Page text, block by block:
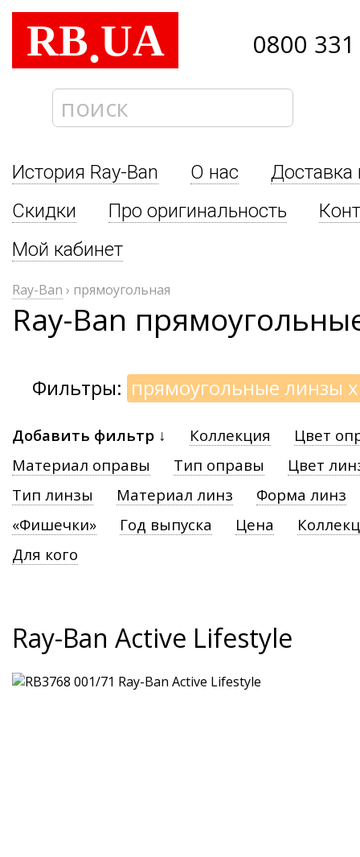
RB.UA 0800
История Ray-Ban О нас
Доставка
Скидки
Про оригинальность
Мой кабинет
Ray-Ban › прямоугольная
Ray-Ban
Фильтры: прямоугольные линзы x
Добавить фильтр ↓ Коллекция
Цвет
Материал оправы
Тип оправы
Цвет
Тип линзы
Материал линз
Форма линз
«Фишечки»
Год выпуска Цена
Для кого
Ray-Ban Active Lifestyle